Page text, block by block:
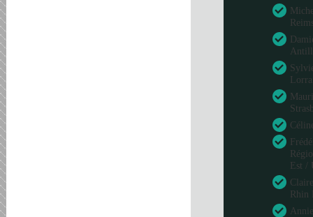
Est
Rhin